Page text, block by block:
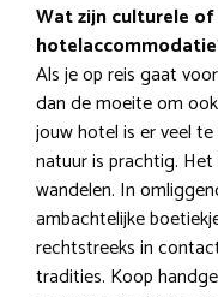
Wat zijn culturele
Als je op reis gaat
dan de moeite om
jouw hotel is er veel
natuur is prachtig.
wandelen. In
ambachtelijke
rechtstreeks in
tradities. Koop